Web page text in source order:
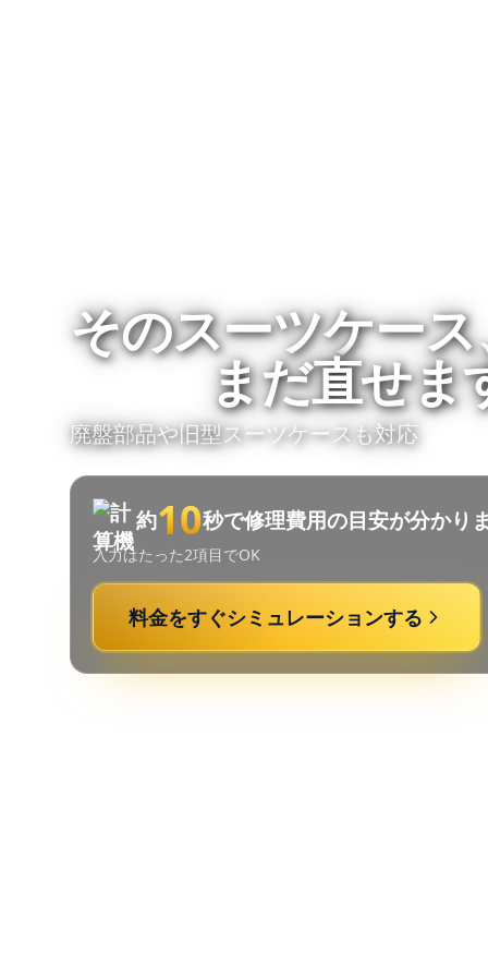
そのスーツケー
まだ直せま
廃盤部品や旧型スーツケースも対応
約10秒で修理費用の目安が分かり
入力はたった2項目でOK
料金をすぐシミュレーションする